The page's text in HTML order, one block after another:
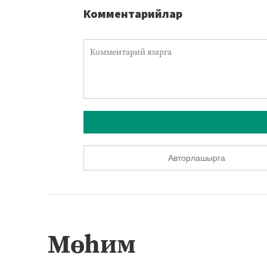
Комментарийлар
Авторлашырга
Мөһим